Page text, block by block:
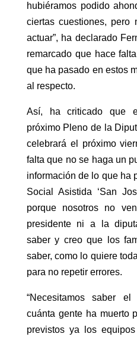
hubiéramos podido
ciertas cuestiones, pero
actuar”, ha declarado
remarcado que hace
que ha pasado en estos
al respecto.
Así, ha criticado que
próximo Pleno de la
celebrará el próximo
falta que no se haga un
información de lo que ha
Social Asistida ‘San
porque nosotros no
presidente ni a la
saber y creo que los
saber, como lo quiere
para no repetir errores.
“Necesitamos saber
cuánta gente ha muerto
previstos ya los